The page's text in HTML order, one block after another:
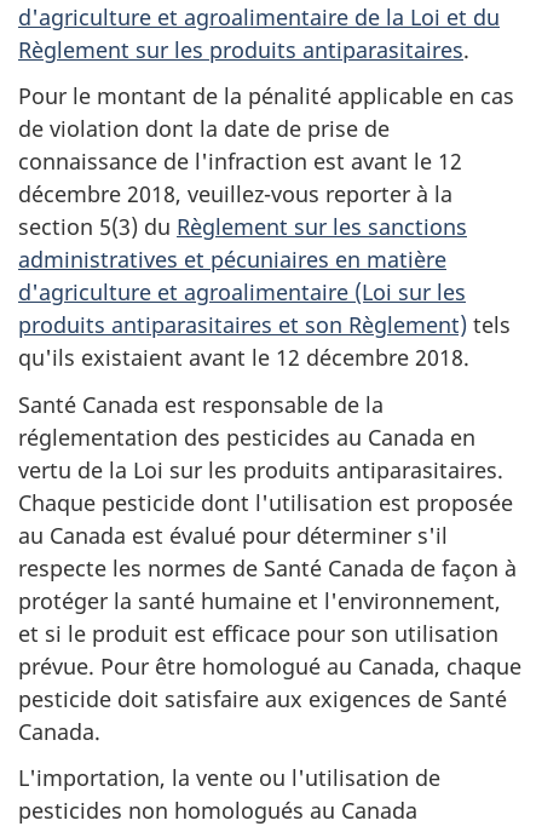
d'agriculture et agroalimentaire de la Loi et du
Règlement sur les produits antiparasitaires.
Pour le montant de la pénalité applicable en cas
de violation dont la date de prise de
connaissance de l'infraction est avant le 12
décembre 2018, veuillez-vous reporter à la
section 5(3) du Règlement sur les sanctions
administratives et pécuniaires en matière
d'agriculture et agroalimentaire (Loi sur les
produits antiparasitaires et son Règlement) tels
qu'ils existaient avant le 12 décembre 2018.
Santé Canada est responsable de la
réglementation des pesticides au Canada en
vertu de la Loi sur les produits antiparasitaires.
Chaque pesticide dont l'utilisation est proposée
au Canada est évalué pour déterminer s'il
respecte les normes de Santé Canada de façon à
protéger la santé humaine et l'environnement,
et si le produit est efficace pour son utilisation
prévue. Pour être homologué au Canada, chaque
pesticide doit satisfaire aux exigences de Santé
Canada.
L'importation, la vente ou l'utilisation de
pesticides non homologués au Canada